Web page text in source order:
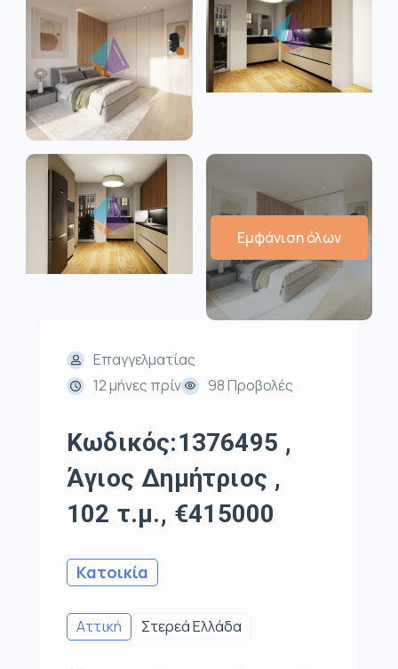
Εμφάνιση όλων
Επαγγελματίας
12 μήνες πρίν
98 Προβολές
Κωδικός:1376495 ,
Άγιος Δημήτριος ,
102 τ.μ., €415000
Κατοικία
Αττική Στερεά Ελλάδα